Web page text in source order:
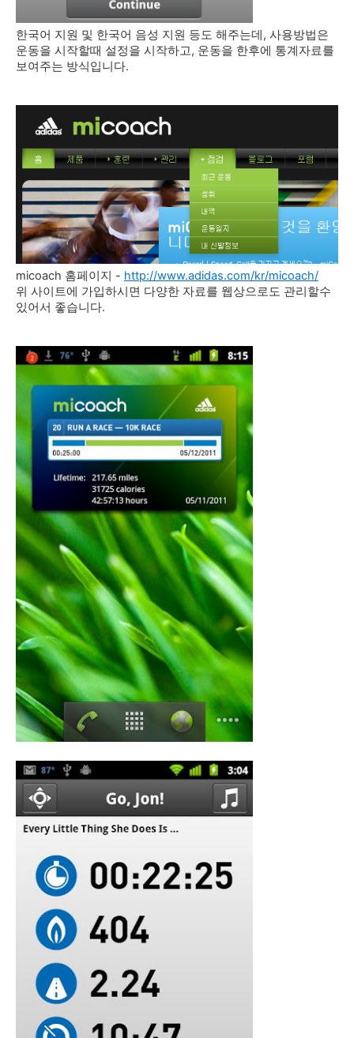
한국어 지원 및 한국어 음성 지원 등도 해주는데, 사용방법은
운동을 시작할때 설정을 시작하고, 운동을 한후에 통계자료를
보여주는 방식입니다.
micoach 홈페이지 - http://www.adidas.com/kr/micoach/
위 사이트에 가입하시면 다양한 자료를 웹상으로도 관리할수
있어서 좋습니다.